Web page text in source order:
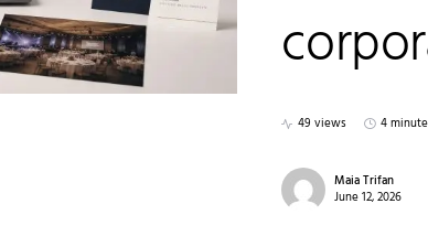
49 views 4
Maia Trifan
June 12, 2026